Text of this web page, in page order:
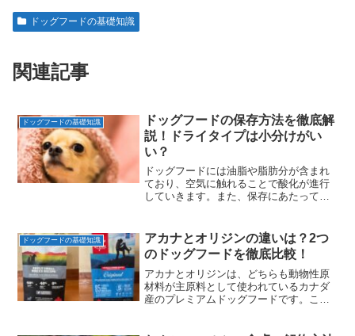
ドッグフードの基礎知識
関連記事
ドッグフードの基礎知識
ドッグフードの保存方法を徹底解
説！ドライタイプは小分けがい
い？
ドッグフードには油脂や脂肪分が含まれ
ており、空気に触れることで酸化が進行
していきます。また、保存にあたっては
ッグフードの保存方法をタイプ別に分け
て解説しているので、ぜひ参考にしてみ
てください。
ドッグフードの基礎知識
アカナとオリジンの違いは？2つ
のドッグフードを徹底比較！
アカナとオリジンは、どちらも動物性原
材料が主原料として使われているカナダ
産のプレミアムドッグフードです。この